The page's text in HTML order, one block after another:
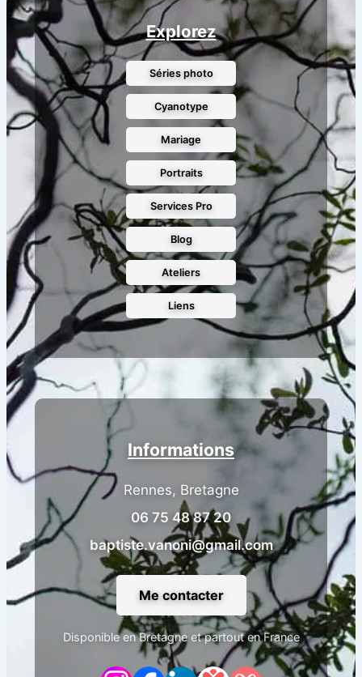
Explorez
Séries photo
Cyanotype
Mariage
Portraits
Services Pro
Blog
Ateliers
Liens
Informations
Rennes, Bretagne
06 75 48 87 20
baptiste.vanoni@gmail.com
Me contacter
Disponible en Bretagne et partout en France